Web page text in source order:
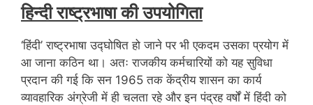
हिन्दी राष्ट्रभाषा की उपयोगिता
‘हिंदी’ राष्ट्रभाषा उद्घोषित हो जाने पर भी एकदम उसका प्रयोग में
आ जाना कठिन था। अतः राजकीय कर्मचारियों को यह सुविधा
प्रदान की गई कि सन 1965 तक केंद्रीय शासन का कार्य
व्यावहारिक अंग्रेजी में ही चलता रहे और इन पंद्रह वर्षों में हिंदी को